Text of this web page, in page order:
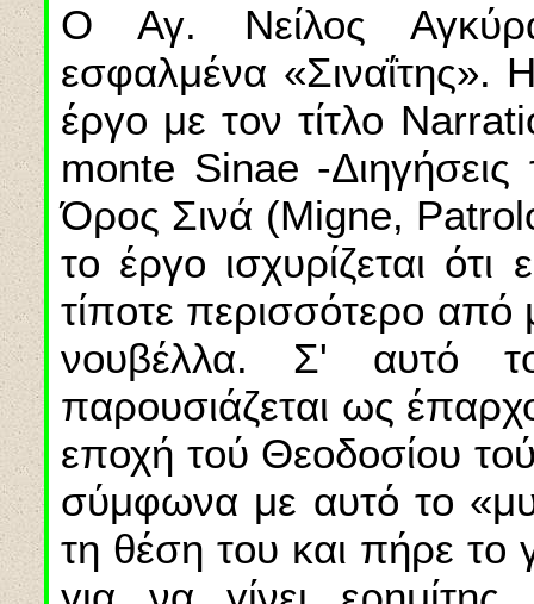
Ο Αγ. Νείλος
εσφαλμένα
έργο με τον τίτλο
monte Sinae -
Όρος Σινά (Migne,
το έργο ισχυρίζεται ότι
τίποτε περισσότερο από
νουβέλλα. Σ' αυτό το
παρουσιάζεται ως
εποχή τού Θεοδοσίου
σύμφωνα με αυτό το
τη θέση του και πήρε το